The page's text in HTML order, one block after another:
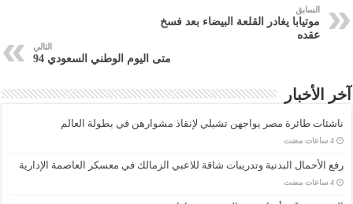
السابق
موتيابا يغادر القلعة البيضاء بعد فسخ
عقده
التالي
متى اليوم الوطني السعودي 94
آخر الأخبار
ناشئات طائرة مصر يواجهن تشيلي لإنقاذ مشوارهن في بطولة العالم
‏4 ساعات مضت
رفع الأحمال البدنية وتدريبات شاقة للاعبي الزمالك في معسكر العاصمة الإدارية
‏4 ساعات مضت